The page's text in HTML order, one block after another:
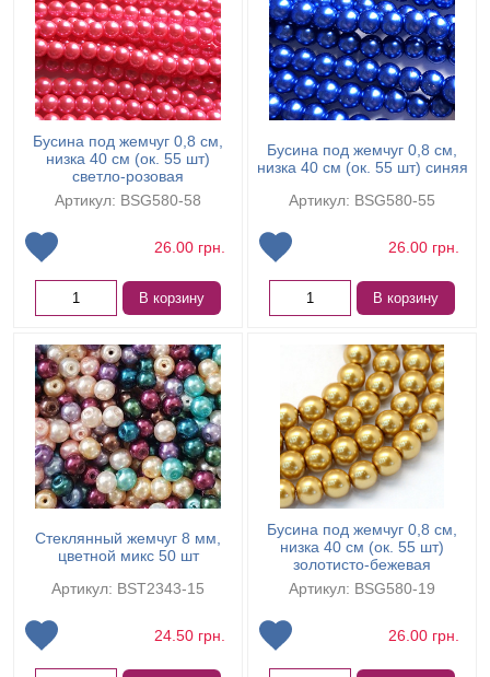
Бусина под жемчуг 0,8 см,
низка 40 см (ок. 55 шт)
светло-розовая
Артикул: BSG580-58
26.00 грн.
В корзину
Бусина под жемчуг 0,8 см,
низка 40 см (ок. 55 шт) синяя
Артикул: BSG580-55
26.00 грн.
В корзину
Cтеклянный жемчуг 8 мм,
цветной микс 50 шт
Артикул: BST2343-15
24.50 грн.
Бусина под жемчуг 0,8 см,
низка 40 см (ок. 55 шт)
золотисто-бежевая
Артикул: BSG580-19
26.00 грн.